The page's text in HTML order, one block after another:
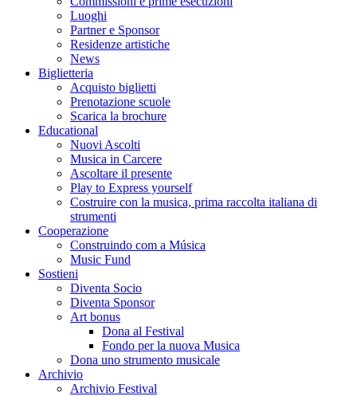
Luoghi
Partner e Sponsor
Residenze artistiche
News
Biglietteria
Acquisto biglietti
Prenotazione scuole
Scarica la brochure
Educational
Nuovi Ascolti
Musica in Carcere
Ascoltare il presente
Play to Express yourself
Costruire con la musica, prima raccolta italiana di
strumenti
Cooperazione
Construindo com a Música
Music Fund
Sostieni
Diventa Socio
Diventa Sponsor
Art bonus
Dona al Festival
Fondo per la nuova Musica
Dona uno strumento musicale
Archivio
Archivio Festival